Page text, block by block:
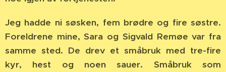
Jeg hadde ni søsken, fem brødre og fire søstre.
Foreldrene mine, Sara og Sigvald Remøe var fra
samme sted. De drev et småbruk med tre-fire
kyr, hest og noen sauer. Småbruk som